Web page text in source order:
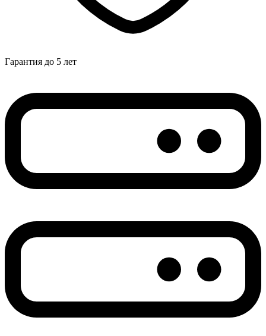
Гарантия до 5 лет